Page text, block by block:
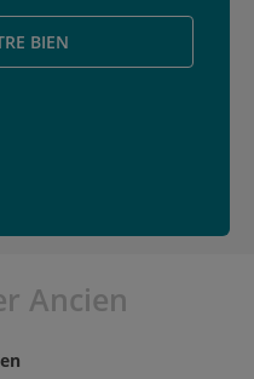
BIEN
Ancien